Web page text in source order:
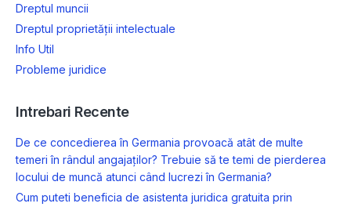
Dreptul muncii
Dreptul proprietății intelectuale
Info Util
Probleme juridice
Intrebari Recente
De ce concedierea în Germania provoacă atât de multe
temeri în rândul angajaților? Trebuie să te temi de pierderea
locului de muncă atunci când lucrezi în Germania?
Cum puteti beneficia de asistenta juridica gratuita prin